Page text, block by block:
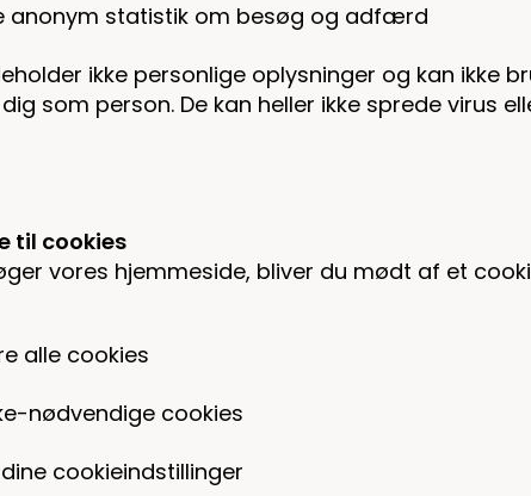
anonym statistik om besøg og adfærd
ikke personlige oplysninger og kan ikke
som person. De kan heller ikke sprede virus
til cookies
vores hjemmeside, bliver du mødt af et
alle cookies
nødvendige cookies
cookieindstillinger